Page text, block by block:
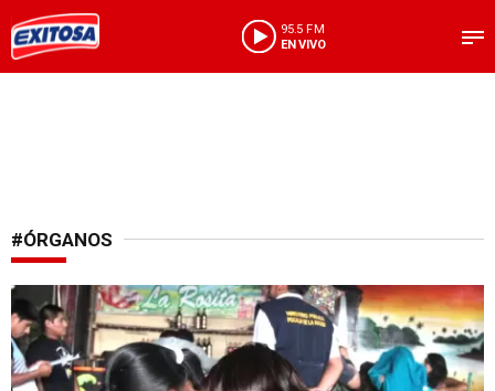
95.5 FM
EN VIVO
#ÓRGANOS
Importante